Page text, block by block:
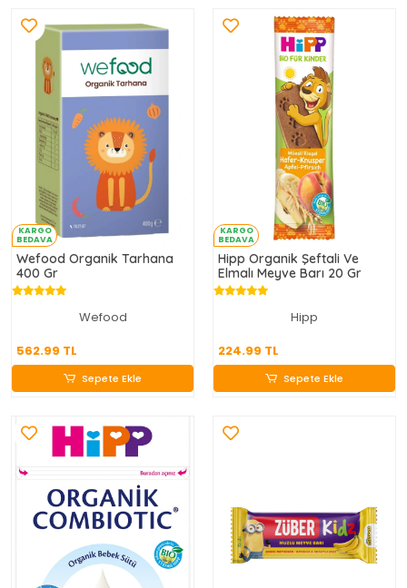
KARGO
BEDAVA
Wefood Organik Tarhana
400 Gr
Wefood
562.99 TL
562.99 TL
Sepete Ekle
KARGO
BEDAVA
Hipp Organik Şeftali Ve
Elmalı Meyve Barı 20 Gr
Hipp
224.99 TL
224.99 TL
Sepete Ekle